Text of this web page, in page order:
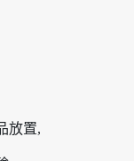
放置,